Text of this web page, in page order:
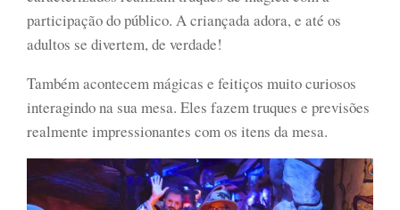
participação do público. A criançada adora, e até os
adultos se divertem, de verdade!
Também acontecem mágicas e feitiços muito curiosos
interagindo na sua mesa. Eles fazem truques e previsões
realmente impressionantes com os itens da mesa.